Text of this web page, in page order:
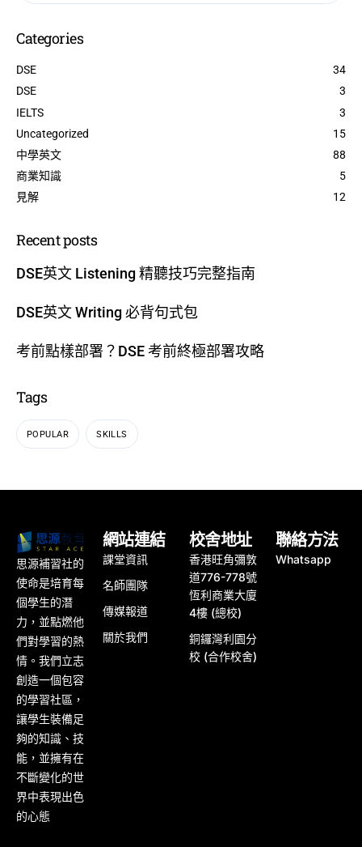
Categories
DSE
34
DSE
3
IELTS
3
Uncategorized
15
中學英文
88
商業知識
5
見解
12
Recent posts
DSE英文 Listening 精聽技巧完整指南
DSE英文 Writing 必背句式包
考前點樣部署？DSE 考前終極部署攻略
Tags
POPULAR SKILLS
思源補習社的
使命是培育每
個學生的潛
力，並點燃他
們對學習的熱
情。我們立志
創造一個包容
的學習社區，
讓學生裝備足
夠的知識、技
能，並擁有在
不斷變化的世
界中表現出色
的心態
網站連結
課堂資訊
名師團隊
傳媒報道
關於我們
校舍地址
香港旺角彌敦
道776-778號
恆利商業大廈
4樓 (總校)
銅鑼灣利園分
校 (合作校舍)
聯絡方法
Whatsapp